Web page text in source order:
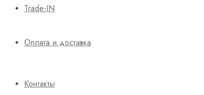
Trade-IN
Оплата и доставка
Контакты